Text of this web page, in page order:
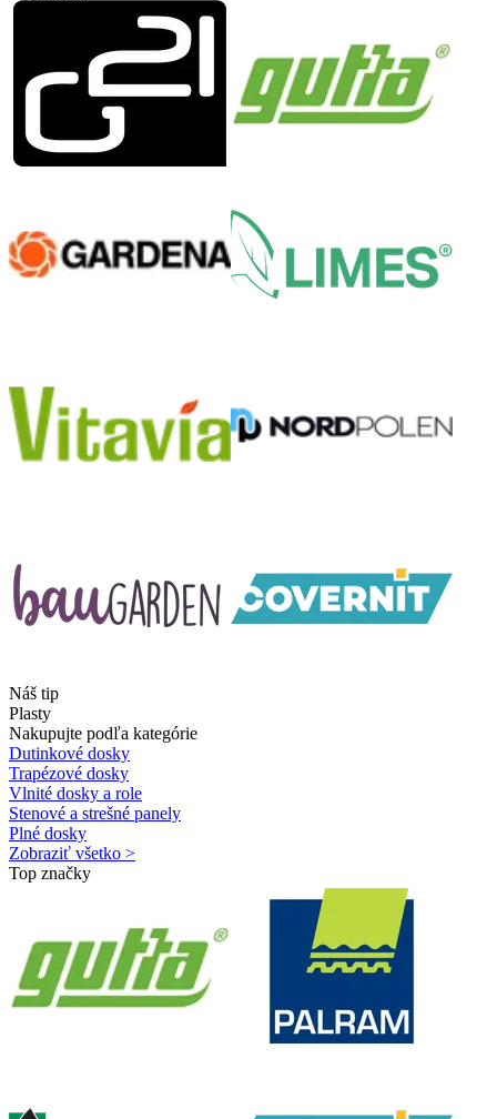
Náš tip
Plasty
Nakupujte podľa kategórie
Dutinkové dosky
Trapézové dosky
Vlnité dosky a role
Stenové a strešné panely
Plné dosky
Zobraziť všetko >
Top značky